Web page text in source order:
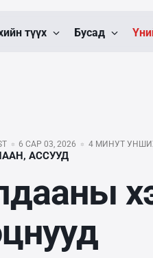
түүх Бусад
6 САР 03, 2026 4 МИНУТ
АССУУД